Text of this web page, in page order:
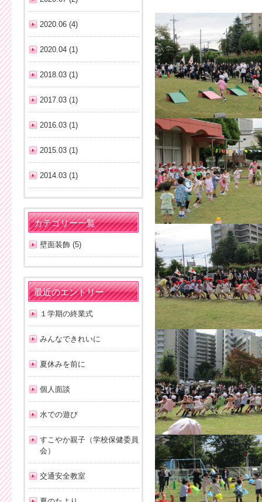
2020.06 (4)
2020.04 (1)
2018.03 (1)
2017.03 (1)
2016.03 (1)
2015.03 (1)
2014.03 (1)
カテゴリー一覧
壁面装飾 (5)
最近のエントリー
１学期の終業式
みんなできれいに
夏休みを前に
個人面談
水での遊び
すこやか親子（学校保健委員
会）
交通安全教室